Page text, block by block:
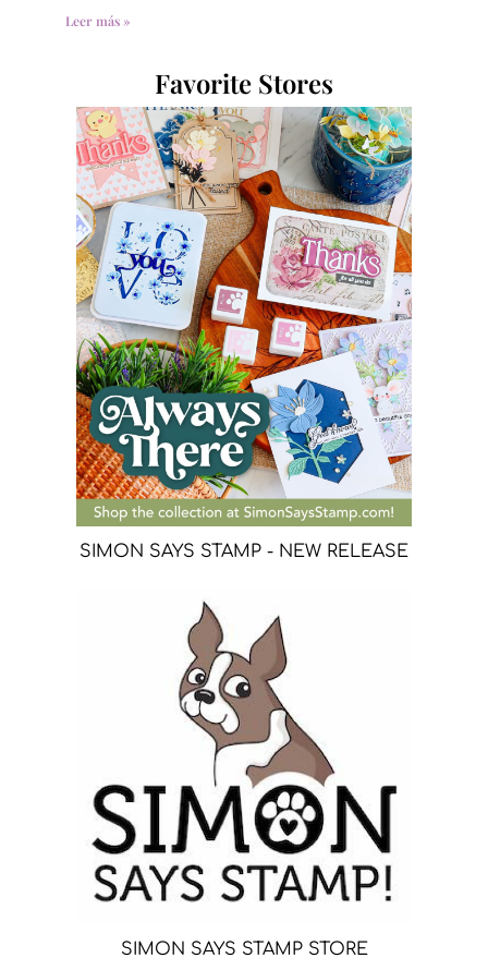
Leer más »
Favorite Stores
SIMON SAYS STAMP - NEW RELEASE
SIMON SAYS STAMP STORE